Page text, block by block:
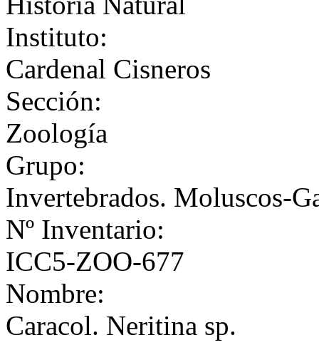
Instituto:
Cardenal Cisneros
Sección:
Zoología
Grupo:
Invertebrados. Moluscos-
Nº Inventario:
ICC5-ZOO-677
Nombre:
Caracol. Neritina sp.